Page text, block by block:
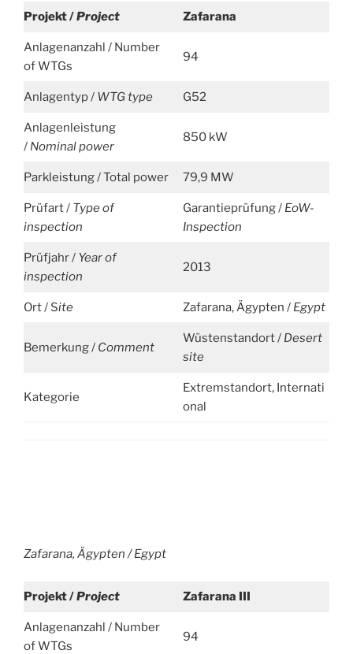
Projekt /Project Zafarana
Anlagenanzahl / Number
of WTGs
94
Anlagentyp / WTG type G52
Anlagenleistung
/ Nominal power
850 kW
Parkleistung / Total power 79,9 MW
Prüfart / Type of
inspection
Garantieprüfung / EoW-
Inspection
Prüfjahr / Year of
inspection
2013
Ort / Site Zafarana, Ägypten /Egypt
Bemerkung / Comment
Wüstenstandort / Desert
site
Kategorie
Extremstandort, Internati
onal
Zafarana, Ägypten /Egypt
Projekt /Project Zafarana III
Anlagenanzahl / Number
of WTGs
94